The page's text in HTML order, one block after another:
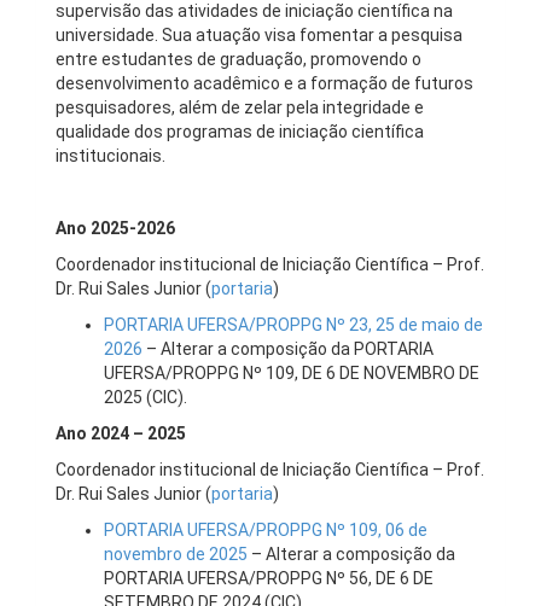
supervisão das atividades de iniciação científica na
universidade. Sua atuação visa fomentar a pesquisa
entre estudantes de graduação, promovendo o
desenvolvimento acadêmico e a formação de futuros
pesquisadores, além de zelar pela integridade e
qualidade dos programas de iniciação científica
institucionais.
Ano 2025-2026
Coordenador institucional de Iniciação Científica – Prof.
Dr. Rui Sales Junior (portaria)
PORTARIA UFERSA/PROPPG Nº 23, 25 de maio de
2026 – Alterar a composição da PORTARIA
UFERSA/PROPPG Nº 109, DE 6 DE NOVEMBRO DE
2025 (CIC).
Ano 2024 – 2025
Coordenador institucional de Iniciação Científica – Prof.
Dr. Rui Sales Junior (portaria)
PORTARIA UFERSA/PROPPG Nº 109, 06 de
novembro de 2025 – Alterar a composição da
PORTARIA UFERSA/PROPPG Nº 56, DE 6 DE